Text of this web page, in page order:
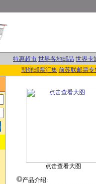
特惠超市 世界各地邮品 世界卡
朝鲜邮票汇集 前苏联邮票专
点击查看大图
产品介绍: